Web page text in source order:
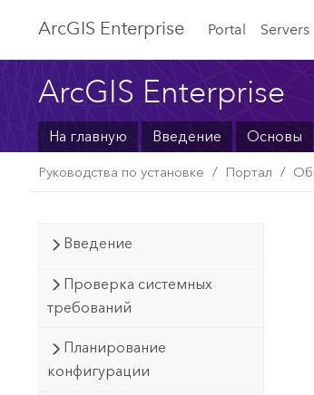
ArcGIS Enterprise Portal Servers
ArcGIS Enterprise
На главную Введение Основы
Руководства по установке Портал
Введение
Проверка системных
требований
Планирование
конфигурации